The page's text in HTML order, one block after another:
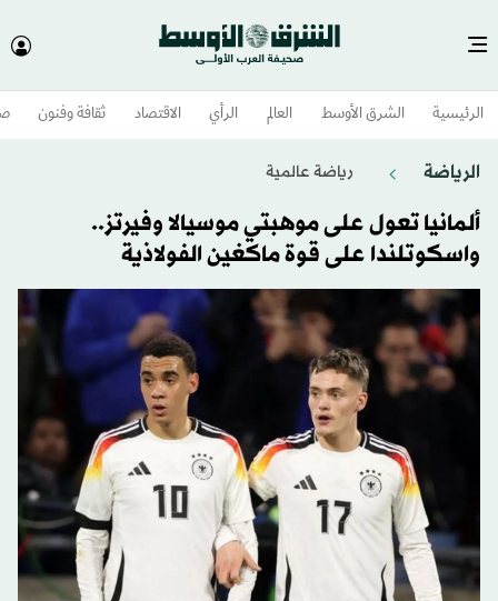
الرئيسية الشرق الأوسط​ العالم الرأي الاقتصاد ثقافة وفنون
الرياضة رياضة عالمية
ألمانيا تعول على موهبتي موسيالا وفيرتز..
واسكوتلندا على قوة ماكغين الفولاذية